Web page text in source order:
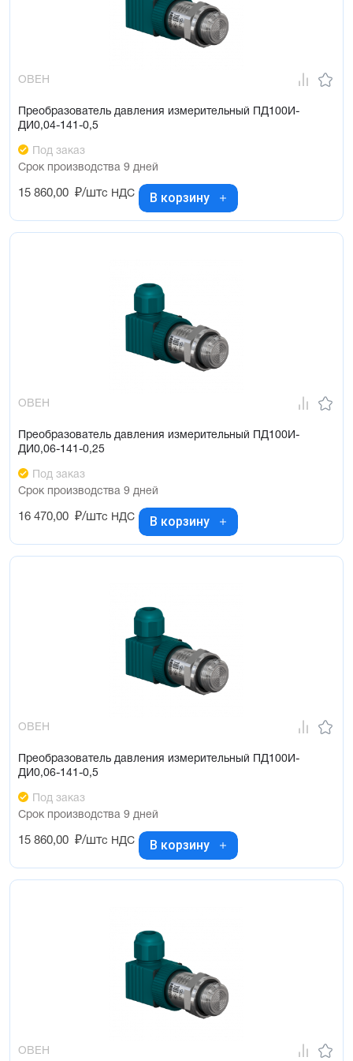
ОВЕН
Преобразователь давления измерительный ПД100И-
ДИ0,04-141-0,5
Под заказ
Срок производства 9 дней
15 860,00 ₽/штс НДС В корзину
ОВЕН
Преобразователь давления измерительный ПД100И-
ДИ0,06-141-0,25
Под заказ
Срок производства 9 дней
16 470,00 ₽/штс НДС В корзину
ОВЕН
Преобразователь давления измерительный ПД100И-
ДИ0,06-141-0,5
Под заказ
Срок производства 9 дней
15 860,00 ₽/штс НДС В корзину
ОВЕН